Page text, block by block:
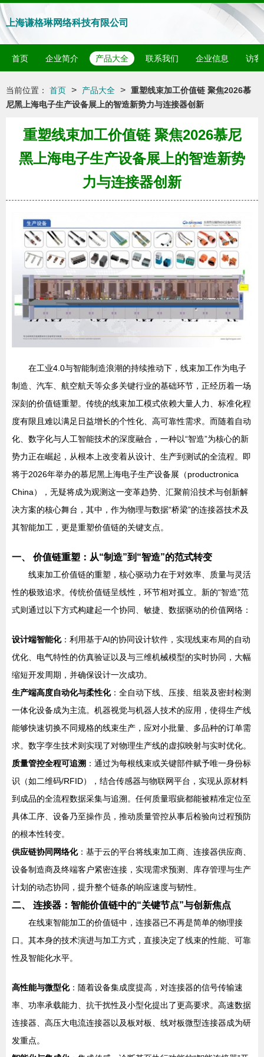
上海谦格琳网络科技有限公司
首页 企业简介 产品大全 联系我们 企业信息 访客
当前位置： 首页 > 产品大全 > 重塑线束加工价值链 聚焦2026慕
尼黑上海电子生产设备展上的智造新势力与连接器创新
重塑线束加工价值链 聚焦2026慕尼
黑上海电子生产设备展上的智造新势
力与连接器创新
在工业4.0与智能制造浪潮的持续推动下，线束加工作为电子
制造、汽车、航空航天等众多关键行业的基础环节，正经历着一场
深刻的价值链重塑。传统的线束加工模式依赖大量人力、标准化程
度有限且难以满足日益增长的个性化、高可靠性需求。而随着自动
化、数字化与人工智能技术的深度融合，一种以“智造”为核心的新
势力正在崛起，从根本上改变着从设计、生产到测试的全流程。即
将于2026年举办的慕尼黑上海电子生产设备展（productronica
China），无疑将成为观测这一变革趋势、汇聚前沿技术与创新解
决方案的核心舞台，其中，作为物理与数据“桥梁”的连接器技术及
其智能加工，更是重塑价值链的关键支点。
一、 价值链重塑：从“制造”到“智造”的范式转变
线束加工价值链的重塑，核心驱动力在于对效率、质量与灵活
性的极致追求。传统价值链呈线性，环节相对孤立。新的“智造”范
式则通过以下方式构建起一个协同、敏捷、数据驱动的价值网络：
设计端智能化：利用基于AI的协同设计软件，实现线束布局的自动
优化、电气特性的仿真验证以及与三维机械模型的实时协同，大幅
缩短开发周期，并确保设计一次成功。
生产端高度自动化与柔性化：全自动下线、压接、组装及密封检测
一体化设备成为主流。机器视觉与机器人技术的应用，使得生产线
能够快速切换不同规格的线束生产，应对小批量、多品种的订单需
求。数字孪生技术则实现了对物理生产线的虚拟映射与实时优化。
质量管控全程可追溯 ：通过为每根线束或关键部件赋予唯一身份标
识（如二维码/RFID），结合传感器与物联网平台，实现从原材料
到成品的全流程数据采集与追溯。任何质量瑕疵都能被精准定位至
具体工序、设备乃至操作员，推动质量管控从事后检验向过程预防
的根本性转变。
供应链协同网络化：基于云的平台将线束加工商、连接器供应商、
设备制造商及终端客户紧密连接，实现需求预测、库存管理与生产
计划的动态协同，提升整个链条的响应速度与韧性。
二、 连接器：智能价值链中的“关键节点”与创新焦点
在线束智能加工的价值链中，连接器已不再是简单的物理接
口。其本身的技术演进与加工方式，直接决定了线束的性能、可靠
性及智能化水平。
高性能与微型化：随着设备集成度提高，对连接器的信号传输速
率、功率承载能力、抗干扰性及小型化提出了更高要求。高速数据
连接器、高压大电流连接器以及板对板、线对板微型连接器成为研
发重点。